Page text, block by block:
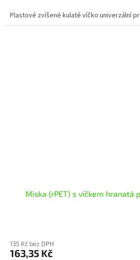
Plastové zvíšené kulaté víčko univerzální
Miska (rPET) s víčkem hranatá
135 Kč bez DPH
163,35 Kč